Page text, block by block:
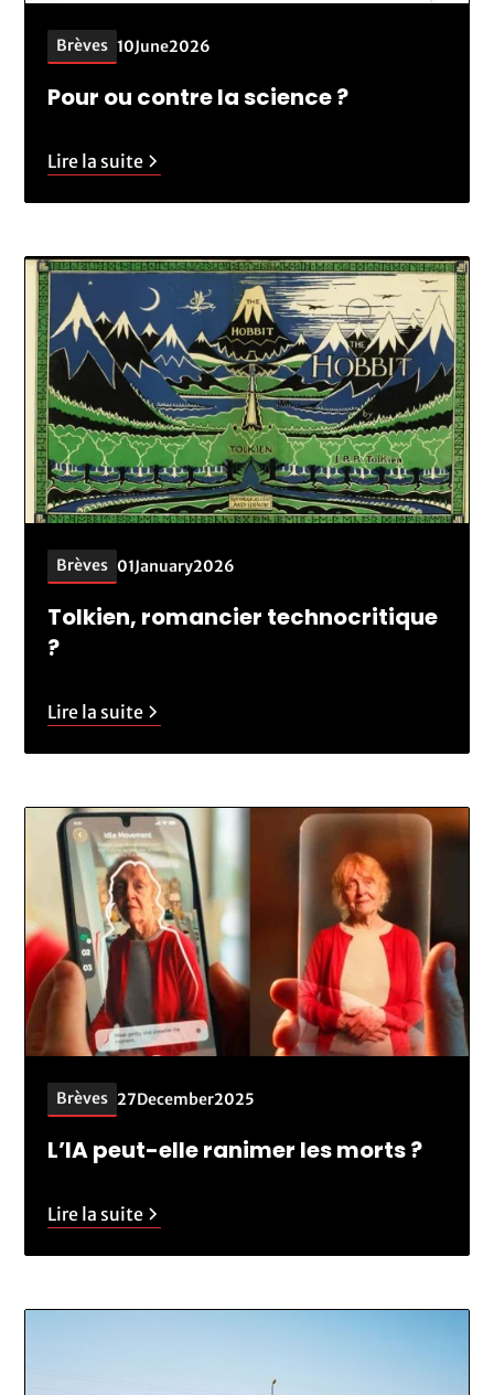
Brèves 10June2026
Pour ou contre la science ?
Lire la suite
Brèves 01January2026
Tolkien, romancier technocritique
?
Lire la suite
Brèves 27December2025
L’IA peut-elle ranimer les morts ?
Lire la suite